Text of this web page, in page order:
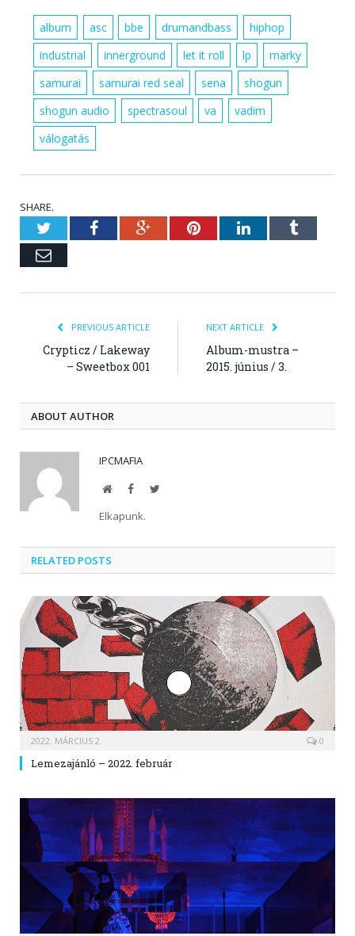
album asc bbe drumandbass
hiphop
industrial
innerground let it roll lp
marky
samurai
samurai red seal sena
shogun
shogun audio
spectrasoul va
vadim
válogatás
SHARE.
TwitterFacebookGoogle+PinterestLinkedInTumblr
Email
PREVIOUS ARTICLE
Crypticz / Lakeway
– Sweetbox 001
NEXT ARTICLE
Album-mustra –
2015. június / 3.
ABOUT AUTHOR
IPCMAFIA
WebsiteFacebookTwitter
Elkapunk.
RELATED POSTS
2022. MÁRCIUS 2. 0
Lemezajánló – 2022. február